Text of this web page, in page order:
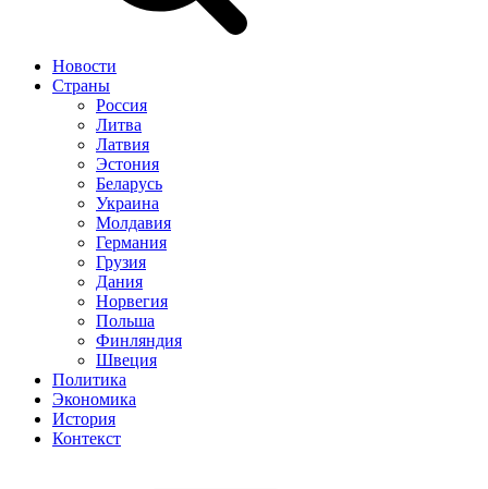
Новости
Страны
Россия
Литва
Латвия
Эстония
Беларусь
Украина
Молдавия
Германия
Грузия
Дания
Норвегия
Польша
Финляндия
Швеция
Политика
Экономика
История
Контекст